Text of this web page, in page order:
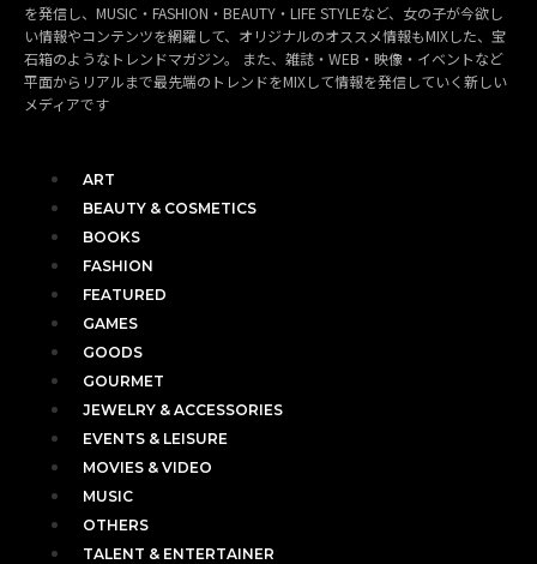
を発信し、MUSIC・FASHION・BEAUTY・LIFE STYLEなど、女の子が今欲し
い情報やコンテンツを網羅して、オリジナルのオススメ情報もMIXした、宝
石箱のようなトレンドマガジン。 また、雑誌・WEB・映像・イベントなど
平面からリアルまで最先端のトレンドをMIXして情報を発信していく新しい
メディアです
ART
BEAUTY & COSMETICS
BOOKS
FASHION
FEATURED
GAMES
GOODS
GOURMET
JEWELRY & ACCESSORIES
EVENTS & LEISURE
MOVIES & VIDEO
MUSIC
OTHERS
TALENT & ENTERTAINER